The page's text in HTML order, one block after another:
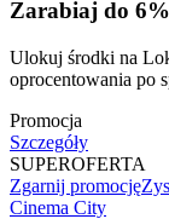
Zarabiaj do
Ulokuj środki na
oprocentowania po
Promocja
Szczegóły
SUPEROFERTA
Zgarnij promocję
Cinema City